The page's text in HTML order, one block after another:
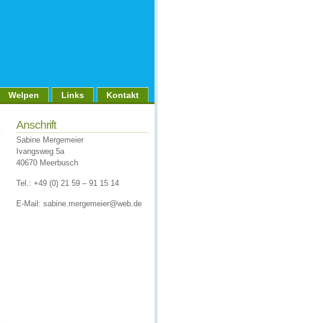
Welpen Links Kontakt
Anschrift
Sabine Mergemeier
Ivangsweg 5a
40670 Meerbusch
Tel.: +49 (0) 21 59 – 91 15 14
E-Mail: sabine.mergemeier@web.de